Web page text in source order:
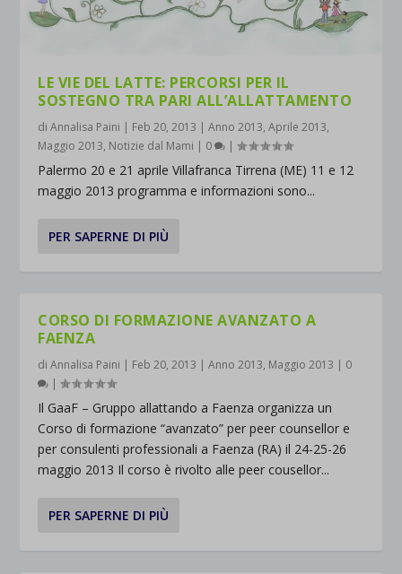
LE VIE DEL LATTE: PERCORSI PER IL
SOSTEGNO TRA PARI ALL’ALLATTAMENTO
diAnnalisa Paini | Feb 20, 2013 |Anno 2013,Aprile 2013,
Maggio 2013, Notizie dal Mami | 0 |
Palermo 20 e 21 aprile Villafranca Tirrena (ME) 11 e 12
maggio 2013 programma e informazioni sono...
PER SAPERNE DI PIÙ
CORSO DI FORMAZIONE AVANZATO A
FAENZA
diAnnalisa Paini | Feb 20, 2013 |Anno 2013, Maggio 2013 | 0
|
Il GaaF – Gruppo allattando a Faenza organizza un
Corso di formazione “avanzato” per peer counsellor e
per consulenti professionali a Faenza (RA) il 24-25-26
maggio 2013 Il corso è rivolto alle peer cousellor...
PER SAPERNE DI PIÙ